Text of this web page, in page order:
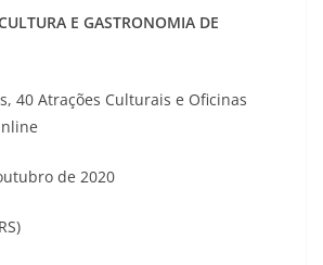
E GASTRONOMIA DE
40 Atrações Culturais e Oficinas
de 2020